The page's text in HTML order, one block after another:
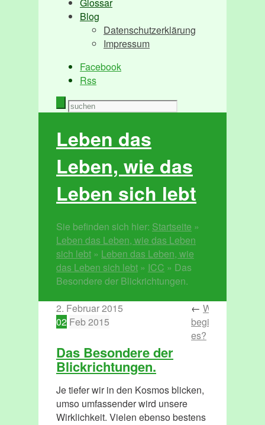
Blog
Datenschutzerklärung
Impressum
Facebook
Rss
Leben das
Leben, wie das
Leben sich lebt
Sie befinden sich hier: Startseite »
Leben das Leben, wie das Leben
sich lebt » Leben das Leben, wie
das Leben sich lebt » ICC » Das
Besondere der Blickrichtungen.
2. Februar 2015
02 Feb2015
Das Besondere der
Blickrichtungen.
Je tiefer wir in den Kosmos blicken,
umso umfassender wird unsere
Wirklichkeit. Vielen ebenso bestens
← Wo
beginnt
es?